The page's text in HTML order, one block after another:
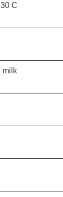
30 C
milk